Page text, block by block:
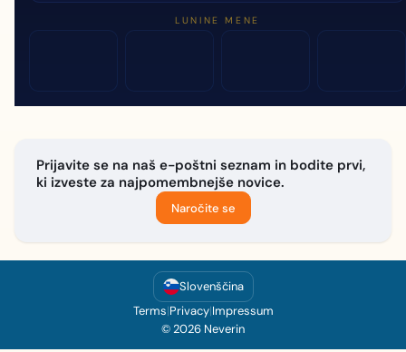
LUNINE MENE
Prijavite se na naš e-poštni seznam in bodite prvi,
ki izveste za najpomembnejše novice.
Naročite se
Slovenščina
Terms|Privacy|Impressum
© 2026 Neverin